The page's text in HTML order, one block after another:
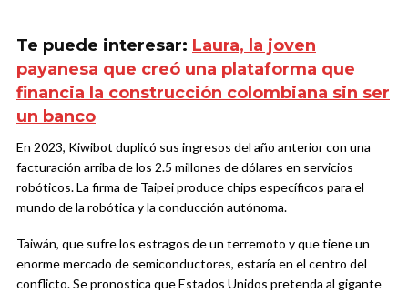
Te puede interesar: Laura, la joven
payanesa que creó una plataforma que
financia la construcción colombiana sin ser
un banco
En 2023, Kiwibot duplicó sus ingresos del año anterior con una
facturación arriba de los 2.5 millones de dólares en servicios
robóticos. La firma de Taipei produce chips específicos para el
mundo de la robótica y la conducción autónoma.
Taiwán, que sufre los estragos de un terremoto y que tiene un
enorme mercado de semiconductores, estaría en el centro del
conflicto. Se pronostica que Estados Unidos pretenda al gigante